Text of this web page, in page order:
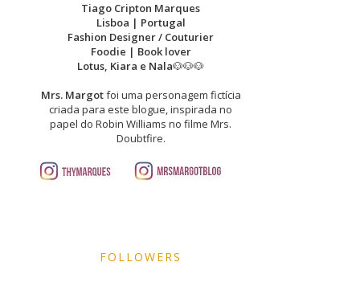
Tiago Cripton Marques
Lisboa | Portugal
Fashion Designer / Couturier
Foodie | Book lover
Lotus, Kiara e Nala🐶🐶🐶
Mrs. Margotfoi uma personagem fictícia
criada para este blogue, inspirada no
papel do Robin Williams no filme Mrs.
Doubtfire.
FOLLOWERS